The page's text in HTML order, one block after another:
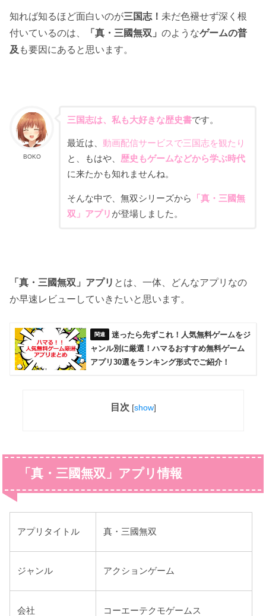
知れば知るほど面白いのが三国志！ 未だ色褪せず深く根
付いているのは、
「真・三國無双」のようなゲームの普
及 も要因にあると思います。
BOKO
三国志は、私も大好きな歴史書です。
最近は、 動画配信サービスで三国志を観たり
と、もはや、 歴史もゲームなどから学ぶ時代
に来たかも知れませんね。
そんな中で、無双シリーズから
「真・三國無
双」アプリ が登場しました。
「真・三國無双」アプリ とは、一体、どんなアプリなの
か早速レビューしていきたいと思います。
迷ったら先ずこれ！人気無料ゲームをジ
ャンル別に厳選！ハマるおすすめ無料ゲーム
アプリ30選をランキング形式でご紹介！
目次 [show]
「真・三國無双」アプリ情報
アプリタイトル 真・三國無双
ジャンル アクションゲーム
会社 コーエーテクモゲームス